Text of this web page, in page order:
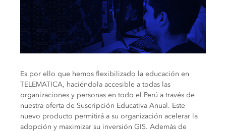
Es por ello que hemos flexibilizado la educación en
TELEMATICA, haciéndola accesible a todas las
organizaciones y personas en todo el Perú a través de
nuestra oferta de Suscripción Educativa Anual. Este
nuevo producto permitirá a su organización acelerar la
adopción y maximizar su inversión GIS. Además de